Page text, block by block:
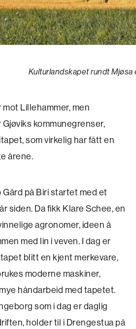
Kulturlandskapet rundt
Lillehammer, men
kommunegrenser,
som virkelig har fått en
årene.
på Biri startet med et
siden. Da fikk Klare Schee, en
agronomer, ideen å
med lin i veven. I dag er
blitt en kjent merkevare,
moderne maskiner,
håndarbeid med tapetet.
som i dag er daglig
holder til i Drengestua på